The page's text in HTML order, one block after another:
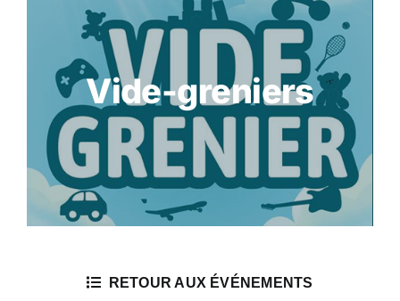
Vide-greniers
RETOUR AUX ÉVÉNEMENTS
Plan de la commune
Liens utiles